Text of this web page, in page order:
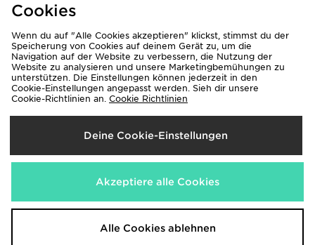
Lieferung Nach
Österreich
Wir akzeptieren folgende Zahlungsmethoden
Corporate Website www.jdplc.com
Cookies
Wenn du auf "Alle Cookies akzeptieren" klickst, stimmst du der
Speicherung von Cookies auf deinem Gerät zu, um die
Navigation auf der Website zu verbessern, die Nutzung der
Website zu analysieren und unsere Marketingbemühungen zu
unterstützen. Die Einstellungen können jederzeit in den
Cookie-Einstellungen angepasst werden. Sieh dir unsere
Cookie-Richtlinien an. Cookie Richtlinien
Deine Cookie-Einstellungen
Akzeptiere alle Cookies
Alle Cookies ablehnen